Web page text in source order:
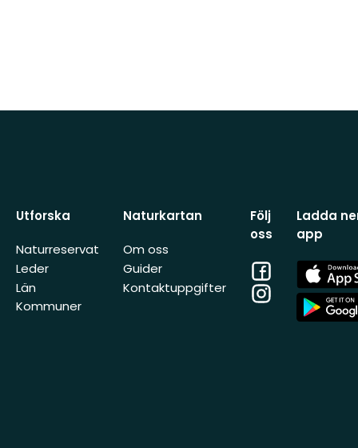
Utforska
Naturreservat
Leder
Län
Kommuner
Naturkartan
Om oss
Guider
Kontaktuppgifter
Följ
oss
Facebook
Instagram
Ladda
app
App
Store
App
Store